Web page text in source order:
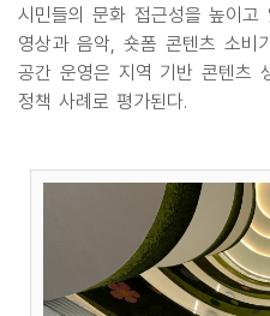
시민들의 문화 접근성을 높이고
영상과 음악, 숏폼 콘텐츠 소비
공간 운영은 지역 기반 콘텐츠
정책 사례로 평가된다.